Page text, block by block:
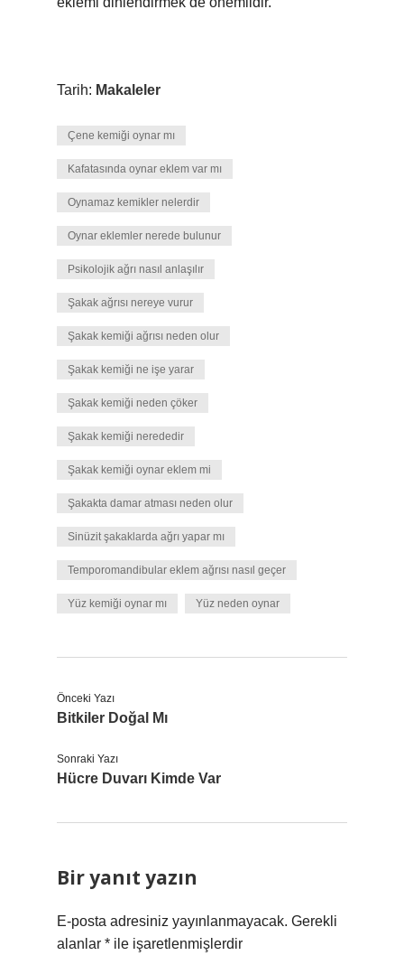
Tarih: Makaleler
Çene kemiği oynar mı
Kafatasında oynar eklem var mı
Oynamaz kemikler nelerdir
Oynar eklemler nerede bulunur
Psikolojik ağrı nasıl anlaşılır
Şakak ağrısı nereye vurur
Şakak kemiği ağrısı neden olur
Şakak kemiği ne işe yarar
Şakak kemiği neden çöker
Şakak kemiği nerededir
Şakak kemiği oynar eklem mi
Şakakta damar atması neden olur
Sinüzit şakaklarda ağrı yapar mı
Temporomandibular eklem ağrısı nasıl geçer
Yüz kemiği oynar mı Yüz neden oynar
Önceki Yazı
Bitkiler Doğal Mı
Sonraki Yazı
Hücre Duvarı Kimde Var
Bir yanıt yazın
E-posta adresiniz yayınlanmayacak. Gerekli
alanlar * ile işaretlenmişlerdir